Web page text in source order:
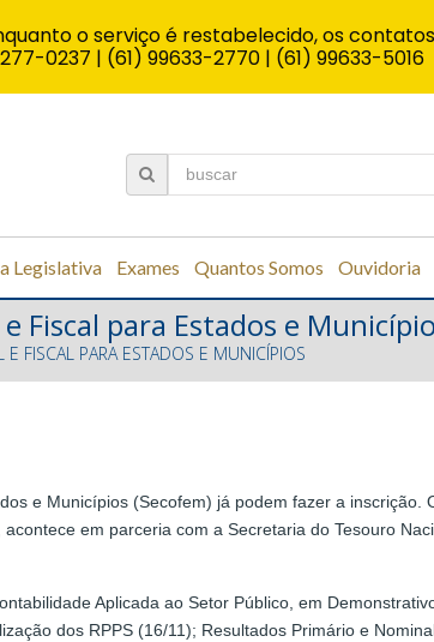
Legislativa Exames Quantos Somos Ouvidoria
Fiscal para Estados e
FISCAL PARA ESTADOS E MUNICÍPIOS
e Municípios (Secofem) já podem fazer a
em parceria com a Secretaria do Tesouro
Aplicada ao Setor Público, em
dos RPPS (16/11); Resultados Primário e
o serviço é restabelecido, os
0237 | (61) 99633-2770 | (61) 99633-5016